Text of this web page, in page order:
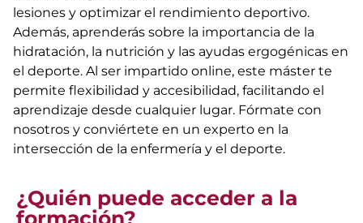
lesiones y optimizar el rendimiento deportivo.
Además, aprenderás sobre la importancia de la
hidratación, la nutrición y las ayudas ergogénicas en
el deporte. Al ser impartido online, este máster te
permite flexibilidad y accesibilidad, facilitando el
aprendizaje desde cualquier lugar. Fórmate con
nosotros y conviértete en un experto en la
intersección de la enfermería y el deporte.
¿Quién puede acceder a la